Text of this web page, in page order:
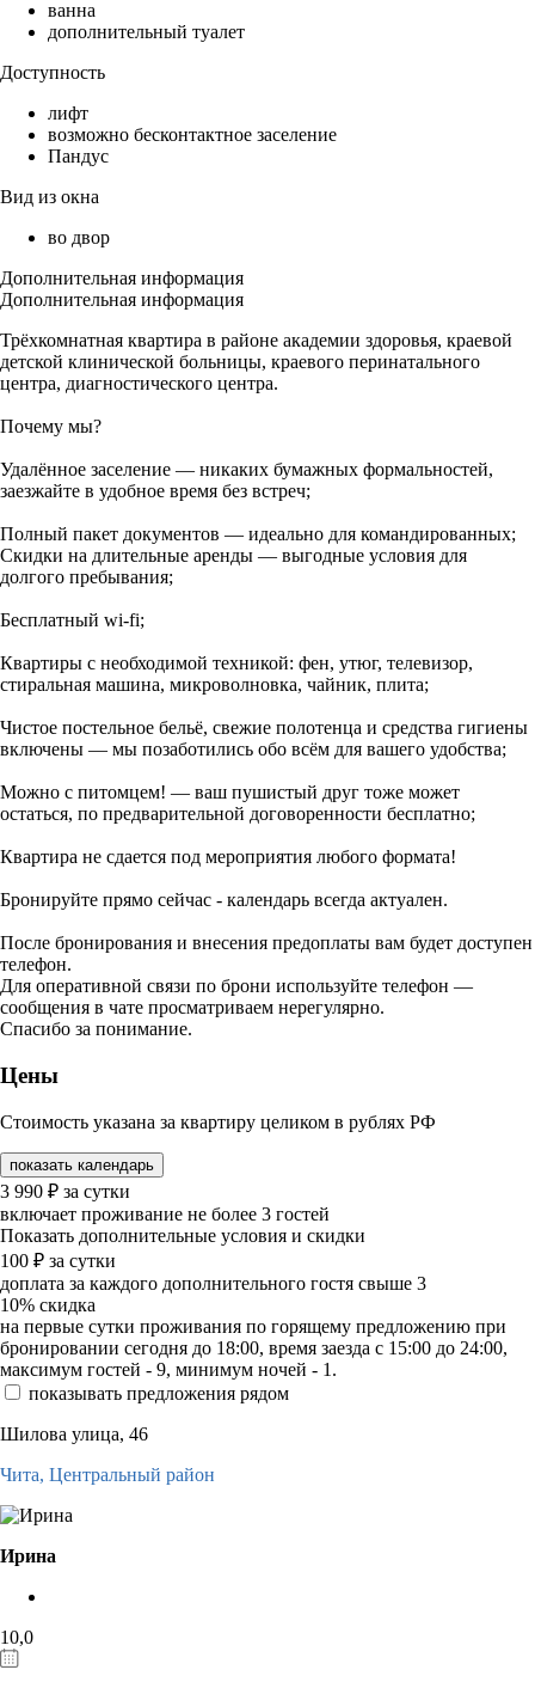
ванна
дополнительный туалет
Доступность
лифт
возможно бесконтактное заселение
Пандус
Вид из окна
во двор
Дополнительная информация
Дополнительная информация
Трёхкомнатная квартира в районе академии здоровья, краевой
детской клинической больницы, краевого перинатального
центра, диагностического центра.
Почему мы?
Удалённое заселение — никаких бумажных формальностей,
заезжайте в удобное время без встреч;
Полный пакет документов — идеально для командированных;
Скидки на длительные аренды — выгодные условия для
долгого пребывания;
Бесплатный wi-fi;
Квартиры с необходимой техникой: фен, утюг, телевизор,
стиральная машина, микроволновка, чайник, плита;
Чистое постельное бельё, свежие полотенца и средства гигиены
включены — мы позаботились обо всём для вашего удобства;
Можно с питомцем! — ваш пушистый друг тоже может
остаться, по предварительной договоренности бесплатно;
Квартира не сдается под мероприятия любого формата!
Бронируйте прямо сейчас - календарь всегда актуален.
После бронирования и внесения предоплаты вам будет доступен
телефон.
Для оперативной связи по брони используйте телефон —
сообщения в чате просматриваем нерегулярно.
Спасибо за понимание.
Цены
Стоимость указана за квартиру целиком в рублях РФ
показать календарь
3 990 ₽ за сутки
включает проживание не более 3 гостей
Показать дополнительные условия и скидки
100 ₽ за сутки
доплата за каждого дополнительного гостя свыше 3
10% скидка
на первые сутки проживания по горящему предложению при
бронировании сегодня до 18:00, время заезда с 15:00 до 24:00,
максимум гостей - 9, минимум ночей - 1.
показывать предложения рядом
Шилова улица, 46
Чита, Центральный район
Ирина
10,0